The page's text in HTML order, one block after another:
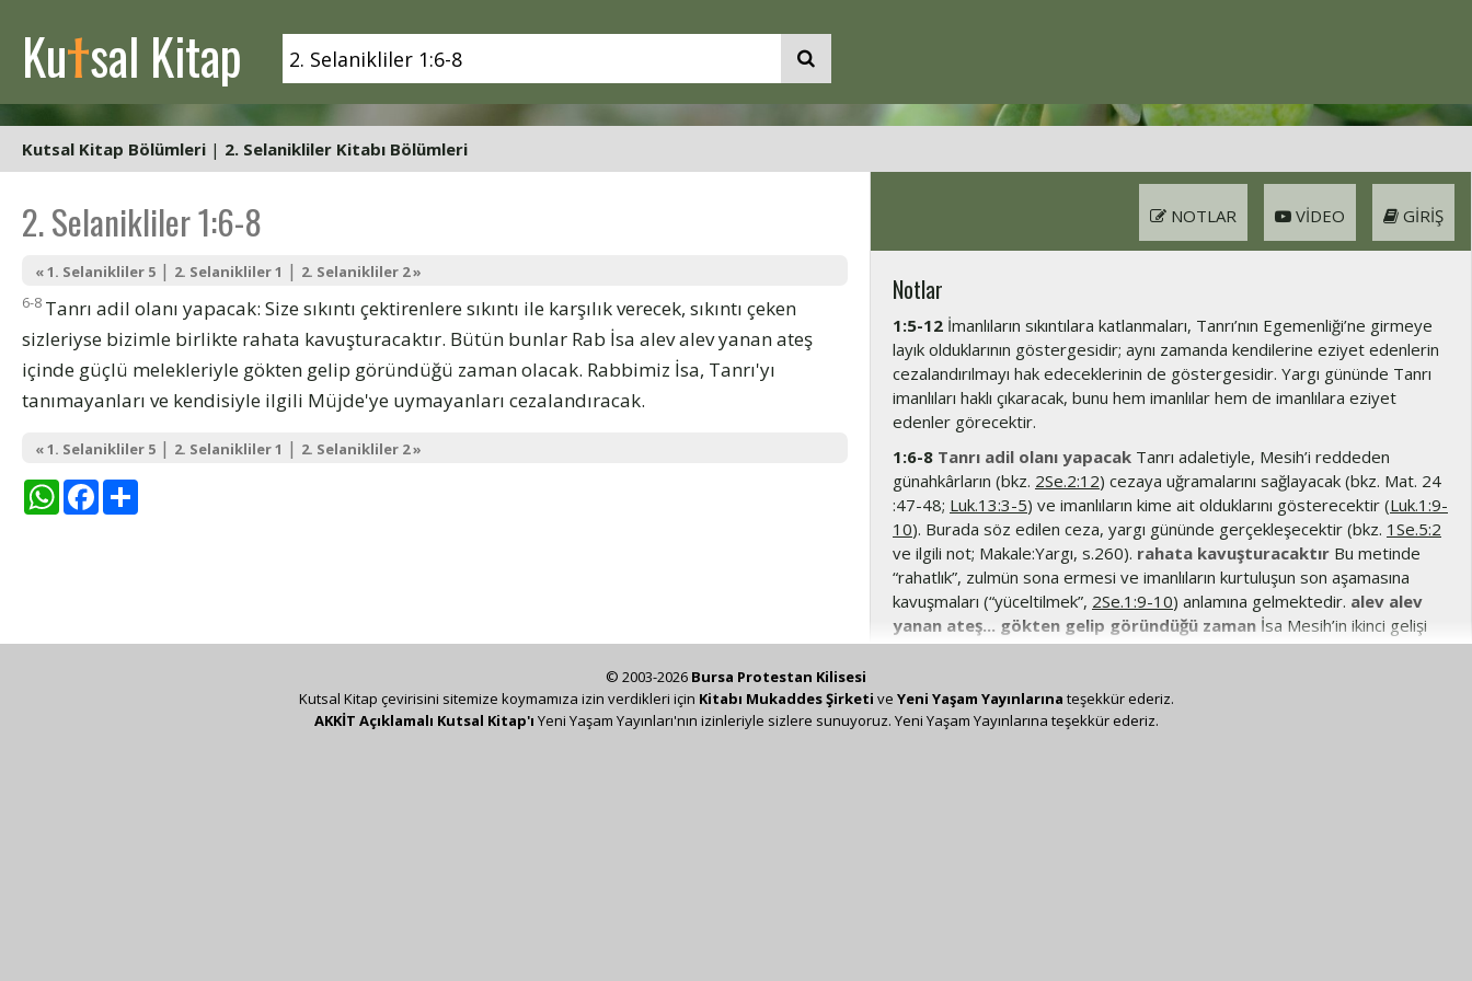
Kutsal Kitap
Kutsal Kitap Bölümleri | 2. Selanikliler Kitabı Bölümleri
2. Selanikliler 1:6-8
« 1. Selanikliler 5 | 2. Selanikliler 1 | 2. Selanikliler 2 »
6-8 Tanrı adil olanı yapacak: Size sıkıntı çektirenlere sıkıntı ile karşılık verecek, sıkıntı çeken
sizleriyse bizimle birlikte rahata kavuşturacaktır. Bütün bunlar Rab İsa alev alev yanan ateş
içinde güçlü melekleriyle gökten gelip göründüğü zaman olacak. Rabbimiz İsa, Tanrı'yı
tanımayanları ve kendisiyle ilgili Müjde'ye uymayanları cezalandıracak.
« 1. Selanikliler 5 | 2. Selanikliler 1 | 2. Selanikliler 2 »
WhatsAppFacebook
GIRIŞ
VIDEO
NOTLAR
Notlar
1:5-12 İmanlıların sıkıntılara katlanmaları, Tanrı’nın Egemenliği’ne girmeye
layık olduklarının göstergesidir; aynı zamanda kendilerine eziyet edenlerin
cezalandırılmayı hak edeceklerinin de göstergesidir. Yargı gününde Tanrı
imanlıları haklı çıkaracak, bunu hem imanlılar hem de imanlılara eziyet
edenler görecektir.
1:6-8 Tanrı adil olanı yapacak Tanrı adaletiyle, Mesih’i reddeden
günahkârların (bkz. 2Se.2:12) cezaya uğramalarını sağlayacak (bkz. Mat. 24
:47-48; Luk.13:3-5) ve imanlıların kime ait olduklarını gösterecektir (Luk.1:9-
10). Burada söz edilen ceza, yargı gününde gerçekleşecektir (bkz. 1Se.5:2
ve ilgili not; Makale:Yargı, s.260). rahata kavuşturacaktır Bu metinde
“rahatlık”, zulmün sona ermesi ve imanlıların kurtuluşun son aşamasına
kavuşmaları (“yüceltilmek”, 2Se.1:9-10) anlamına gelmektedir. alev alev
yanan ateş... gökten gelip göründüğü zaman İsa Mesih’in ikinci gelişi
yargılamak için olacaktır (bkz.Yşa.66:15;Va.1:14).Tanrı’yı tanımayanları
ediliyor (bkz.2Se.1:9-10,2Se.1:12;Rom.1:28
insanları Mesih’i kabul etmeye davet eder; bu daveti reddetmek kral olan
© 2003-2026 Bursa Protestan Kilisesi
Kutsal Kitap çevirisini sitemize koymamıza izin verdikleri için Kitabı Mukaddes Şirketi ve Yeni Yaşam Yayınlarına teşekkür ederiz.
AKKİT Açıklamalı Kutsal Kitap'ı Yeni Yaşam Yayınları'nın izinleriyle sizlere sunuyoruz. Yeni Yaşam Yayınlarına teşekkür ederiz.